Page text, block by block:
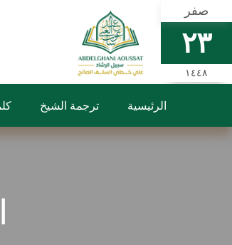
صفر
٢٣
١٤٤٨
الرئيسية ترجمة الشيخ